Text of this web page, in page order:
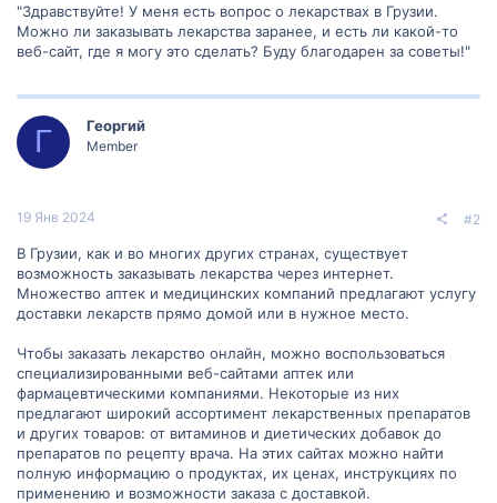
"Здравствуйте! У меня есть вопрос о лекарствах в Грузии.
Можно ли заказывать лекарства заранее, и есть ли какой-то
веб-сайт, где я могу это сделать? Буду благодарен за советы!"
Г Георгий
Member
19 Янв 2024 #2
В Грузии, как и во многих других странах, существует
возможность заказывать лекарства через интернет.
Множество аптек и медицинских компаний предлагают услугу
доставки лекарств прямо домой или в нужное место.
Чтобы заказать лекарство онлайн, можно воспользоваться
специализированными веб-сайтами аптек или
фармацевтическими компаниями. Некоторые из них
предлагают широкий ассортимент лекарственных препаратов
и других товаров: от витаминов и диетических добавок до
препаратов по рецепту врача. На этих сайтах можно найти
полную информацию о продуктах, их ценах, инструкциях по
применению и возможности заказа с доставкой.